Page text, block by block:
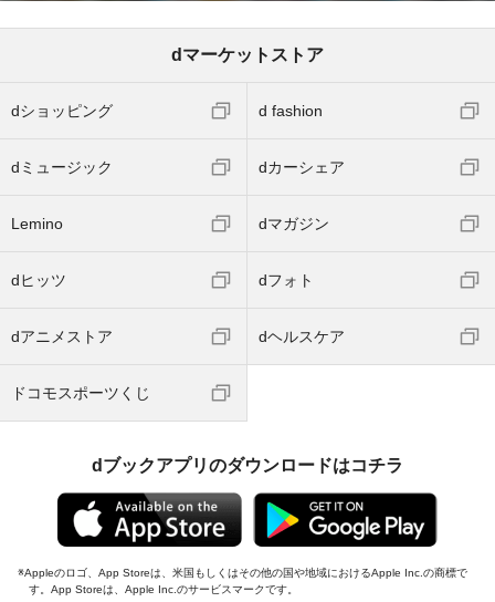
dマーケットストア
dショッピング d fashion
dミュージック dカーシェア
Lemino dマガジン
dヒッツ dフォト
dアニメストア dヘルスケア
ドコモスポーツくじ
dブックアプリのダウンロードはコチラ
Appleのロゴ、App Storeは、米国もしくはその他の国や地域におけるApple Inc.の商標で
す。App Storeは、Apple Inc.のサービスマークです。